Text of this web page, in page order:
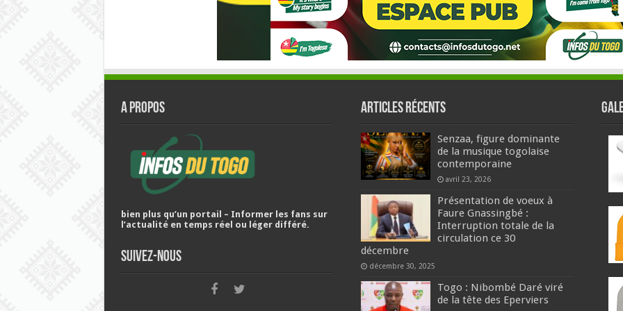
A PROPOS
bien plus qu’un portail – Informer les fans sur
l’actualité en temps réel ou léger différé.
Suivez-nous
Articles récents
Senzaa, figure dominante
de la musique togolaise
contemporaine
avril 23, 2026
Présentation de voeux à
Faure Gnassingbé :
Interruption totale de la
circulation ce 30
décembre
décembre 30, 2025
Togo : Nibombé Daré viré
de la tête des Eperviers